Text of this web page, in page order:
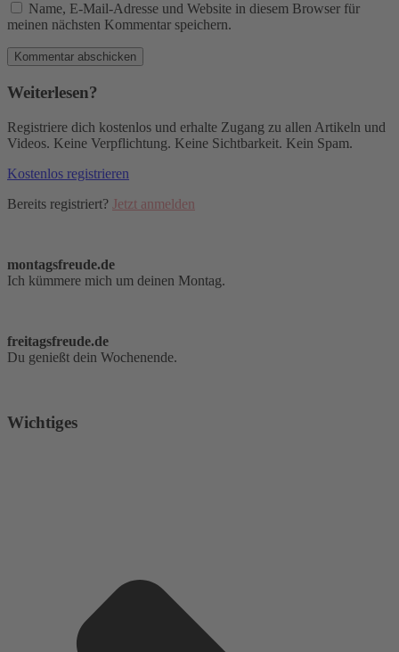
Name, E-Mail-Adresse und Website in diesem Browser für
meinen nächsten Kommentar speichern.
Weiterlesen?
Registriere dich kostenlos und erhalte Zugang zu allen Artikeln und
Videos. Keine Verpflichtung. Keine Sichtbarkeit. Kein Spam.
Kostenlos registrieren
Bereits registriert? Jetzt anmelden
montagsfreude.de
Ich kümmere mich um deinen Montag.
freitagsfreude.de
Du genießt dein Wochenende.
Wichtiges